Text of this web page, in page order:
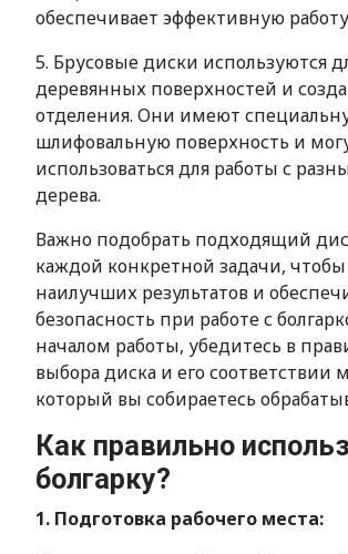
обеспечивает эффективную
5. Брусовые диски используются
деревянных поверхностей и
отделения. Они имеют
шлифовальную поверхность и
использоваться для работы с
дерева.
Важно подобрать подходящий
каждой конкретной задачи,
наилучших результатов и
безопасность при работе с
началом работы, убедитесь в
выбора диска и его соответствии
который вы собираетесь
Как правильно
болгарку?
1. Подготовка рабочего места: